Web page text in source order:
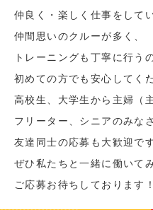
仲良く・楽しく仕事をして
仲間思いのクルーが多く、
トレーニングも丁寧に行う
初めての方でも安心してく
高校生、大学生から主婦（
フリーター、シニアのみな
友達同士の応募も大歓迎です
ぜひ私たちと一緒に働いて
ご応募お待ちしております！